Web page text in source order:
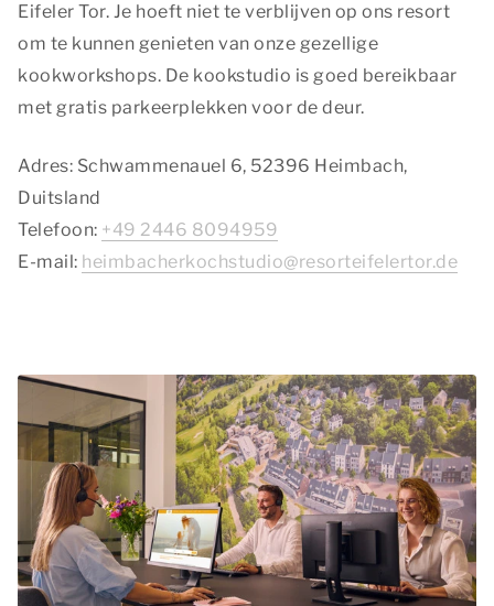
Eifeler Tor. Je hoeft niet te verblijven op ons resort
om te kunnen genieten van onze gezellige
kookworkshops. De kookstudio is goed bereikbaar
met gratis parkeerplekken voor de deur.
Adres: Schwammenauel 6, 52396 Heimbach,
Duitsland
Telefoon: +49 2446 8094959
​E-mail: heimbacherkochstudio@resorteifelertor.de